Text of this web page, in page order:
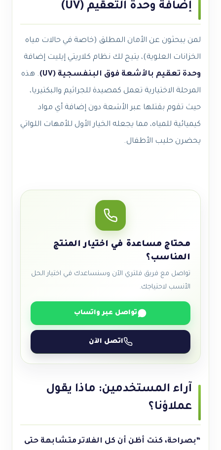
إضافة وحدة التعقيم (UV)
لمن يبحثون عن الأمان المطلق (خاصة في حالات مياه
الخزانات العلوية)، يتيح لك نظام كلاريتي إيليت إضافة
وحدة تعقيم بالأشعة فوق البنفسجية (UV)
. هذه
المرحلة الاختيارية تعمل كمصيدة للجراثيم والبكتيريا،
حيث تقوم بقتلها عبر الأشعة دون إضافة أي مواد
كيميائية للمياه، مما يجعله الخيار الأول للأمهات اللواتي
يحضرن حليب الأطفال.
محتاج مساعدة في اختيار المنتج
المناسب؟
تواصل مع فريق فلتري الآن وسنساعدك في اختيار الحل
الأنسب لاحتياجك.
تواصل عبر واتساب
اتصل الآن
آراء المستخدمين: ماذا يقول
عملاؤنا؟
“بصراحة، كنت أظن أن كل الفلاتر متشابهة حتى